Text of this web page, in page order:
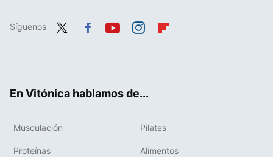
Síguenos
En Vitónica hablamos de...
Musculación Pilates
Proteínas Alimentos